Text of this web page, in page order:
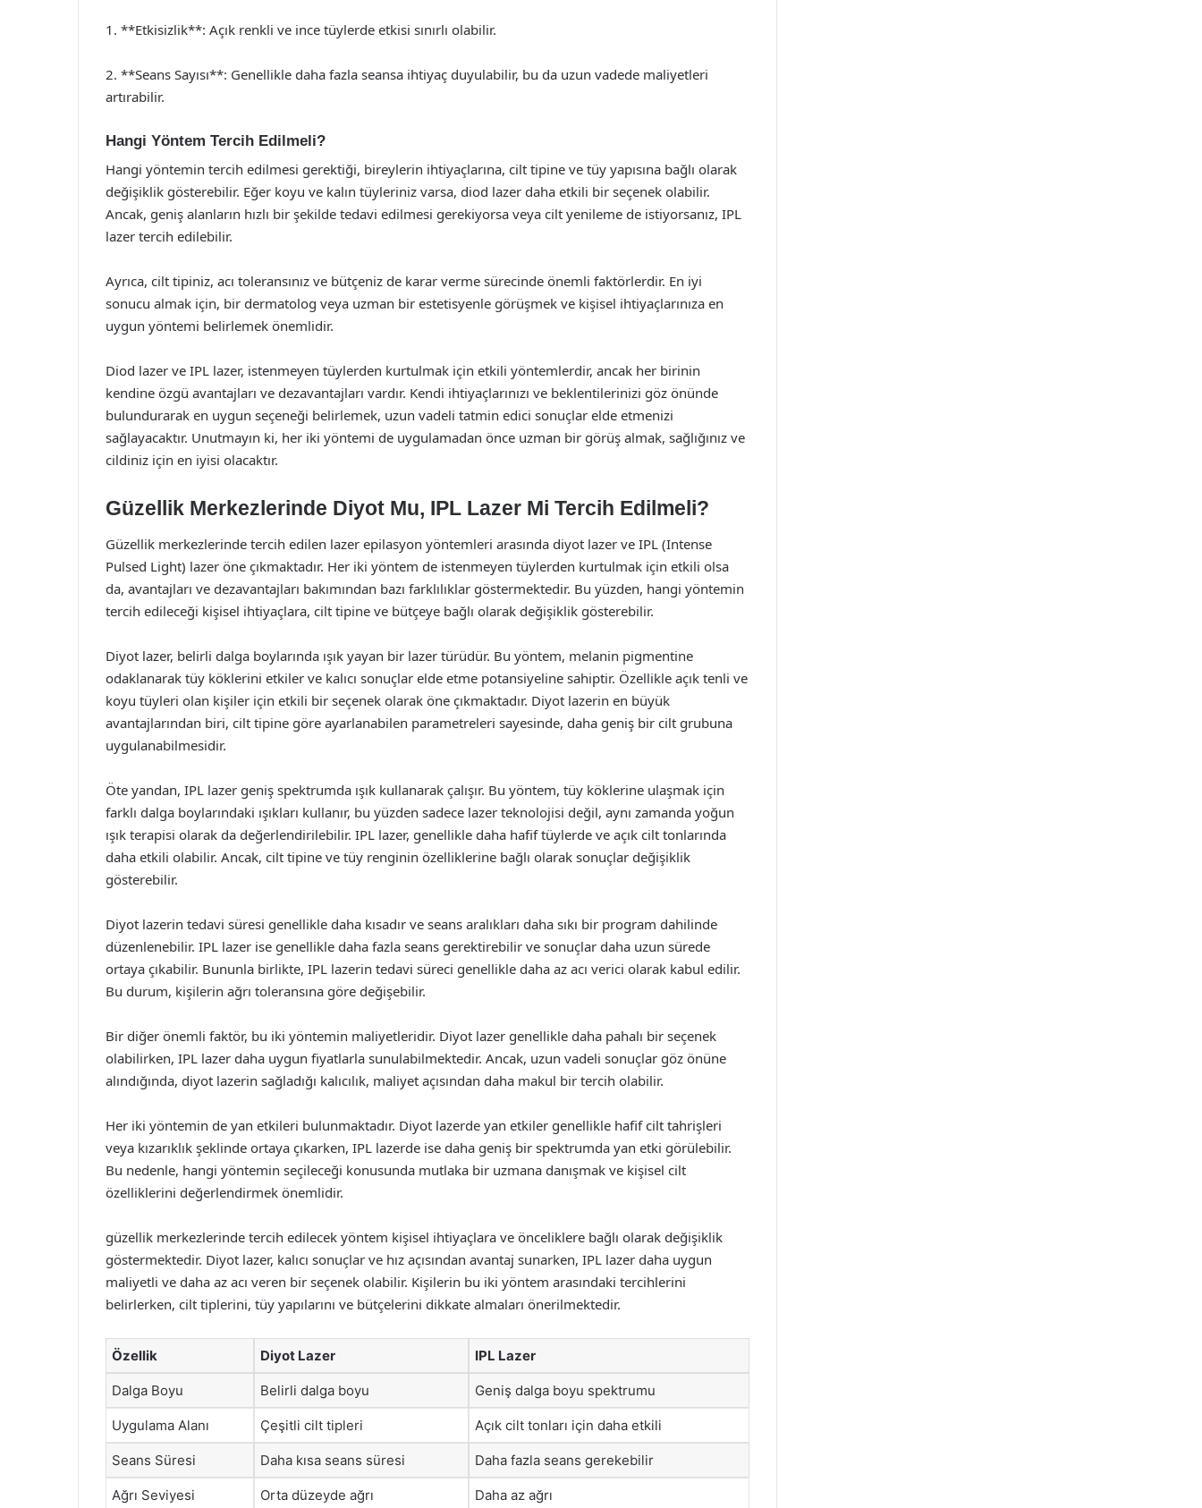
1. **Etkisizlik**: Açık renkli ve ince tüylerde etkisi sınırlı olabilir.
2. **Seans Sayısı**: Genellikle daha fazla seansa ihtiyaç duyulabilir, bu da uzun vadede maliyetleri
artırabilir.
Hangi Yöntem Tercih Edilmeli?
Hangi yöntemin tercih edilmesi gerektiği, bireylerin ihtiyaçlarına, cilt tipine ve tüy yapısına bağlı olarak
değişiklik gösterebilir. Eğer koyu ve kalın tüyleriniz varsa, diod lazer daha etkili bir seçenek olabilir.
Ancak, geniş alanların hızlı bir şekilde tedavi edilmesi gerekiyorsa veya cilt yenileme de istiyorsanız, IPL
lazer tercih edilebilir.
Ayrıca, cilt tipiniz, acı toleransınız ve bütçeniz de karar verme sürecinde önemli faktörlerdir. En iyi
sonucu almak için, bir dermatolog veya uzman bir estetisyenle görüşmek ve kişisel ihtiyaçlarınıza en
uygun yöntemi belirlemek önemlidir.
Diod lazer ve IPL lazer, istenmeyen tüylerden kurtulmak için etkili yöntemlerdir, ancak her birinin
kendine özgü avantajları ve dezavantajları vardır. Kendi ihtiyaçlarınızı ve beklentilerinizi göz önünde
bulundurarak en uygun seçeneği belirlemek, uzun vadeli tatmin edici sonuçlar elde etmenizi
sağlayacaktır. Unutmayın ki, her iki yöntemi de uygulamadan önce uzman bir görüş almak, sağlığınız ve
cildiniz için en iyisi olacaktır.
Güzellik Merkezlerinde Diyot Mu, IPL Lazer Mi Tercih Edilmeli?
Güzellik merkezlerinde tercih edilen lazer epilasyon yöntemleri arasında diyot lazer ve IPL (Intense
Pulsed Light) lazer öne çıkmaktadır. Her iki yöntem de istenmeyen tüylerden kurtulmak için etkili olsa
da, avantajları ve dezavantajları bakımından bazı farklılıklar göstermektedir. Bu yüzden, hangi yöntemin
tercih edileceği kişisel ihtiyaçlara, cilt tipine ve bütçeye bağlı olarak değişiklik gösterebilir.
Diyot lazer, belirli dalga boylarında ışık yayan bir lazer türüdür. Bu yöntem, melanin pigmentine
odaklanarak tüy köklerini etkiler ve kalıcı sonuçlar elde etme potansiyeline sahiptir. Özellikle açık tenli ve
koyu tüyleri olan kişiler için etkili bir seçenek olarak öne çıkmaktadır. Diyot lazerin en büyük
avantajlarından biri, cilt tipine göre ayarlanabilen parametreleri sayesinde, daha geniş bir cilt grubuna
uygulanabilmesidir.
Öte yandan, IPL lazer geniş spektrumda ışık kullanarak çalışır. Bu yöntem, tüy köklerine ulaşmak için
farklı dalga boylarındaki ışıkları kullanır, bu yüzden sadece lazer teknolojisi değil, aynı zamanda yoğun
ışık terapisi olarak da değerlendirilebilir. IPL lazer, genellikle daha hafif tüylerde ve açık cilt tonlarında
daha etkili olabilir. Ancak, cilt tipine ve tüy renginin özelliklerine bağlı olarak sonuçlar değişiklik
gösterebilir.
Diyot lazerin tedavi süresi genellikle daha kısadır ve seans aralıkları daha sıkı bir program dahilinde
düzenlenebilir. IPL lazer ise genellikle daha fazla seans gerektirebilir ve sonuçlar daha uzun sürede
ortaya çıkabilir. Bununla birlikte, IPL lazerin tedavi süreci genellikle daha az acı verici olarak kabul edilir.
Bu durum, kişilerin ağrı toleransına göre değişebilir.
Bir diğer önemli faktör, bu iki yöntemin maliyetleridir. Diyot lazer genellikle daha pahalı bir seçenek
olabilirken, IPL lazer daha uygun fiyatlarla sunulabilmektedir. Ancak, uzun vadeli sonuçlar göz önüne
alındığında, diyot lazerin sağladığı kalıcılık, maliyet açısından daha makul bir tercih olabilir.
Her iki yöntemin de yan etkileri bulunmaktadır. Diyot lazerde yan etkiler genellikle hafif cilt tahrişleri
veya kızarıklık şeklinde ortaya çıkarken, IPL lazerde ise daha geniş bir spektrumda yan etki görülebilir.
Bu nedenle, hangi yöntemin seçileceği konusunda mutlaka bir uzmana danışmak ve kişisel cilt
özelliklerini değerlendirmek önemlidir.
güzellik merkezlerinde tercih edilecek yöntem kişisel ihtiyaçlara ve önceliklere bağlı olarak değişiklik
göstermektedir. Diyot lazer, kalıcı sonuçlar ve hız açısından avantaj sunarken, IPL lazer daha uygun
maliyetli ve daha az acı veren bir seçenek olabilir. Kişilerin bu iki yöntem arasındaki tercihlerini
belirlerken, cilt tiplerini, tüy yapılarını ve bütçelerini dikkate almaları önerilmektedir.
Özellik Diyot Lazer IPL Lazer
Dalga Boyu Belirli dalga boyu Geniş dalga boyu spektrumu
Uygulama Alanı Çeşitli cilt tipleri Açık cilt tonları için daha etkili
Seans Süresi Daha kısa seans süresi Daha fazla seans gerekebilir
Ağrı Seviyesi Orta düzeyde ağrı Daha az ağrı